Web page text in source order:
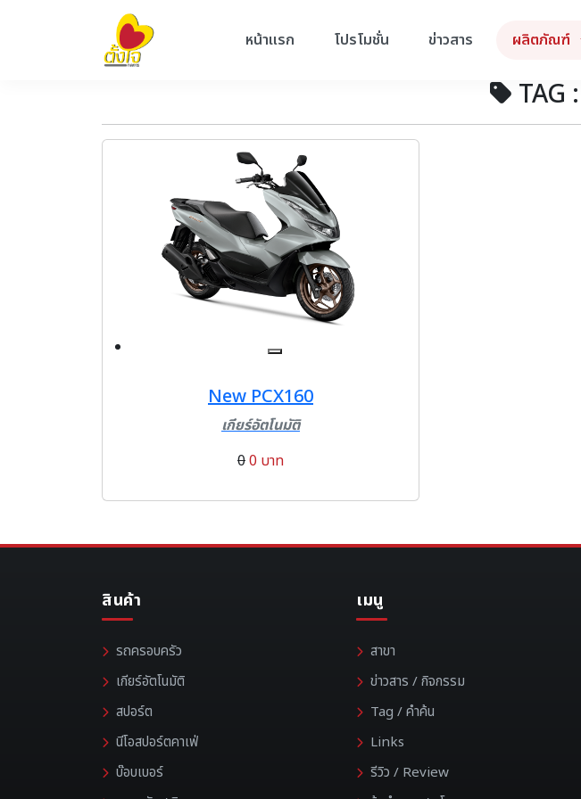
หน้าแรก โปรโมชั่น ข่าวสาร ผลิตภัณฑ์
TAG
New PCX160
เกียร์อัตโนมัติ
00 บาท
สินค้า
รถครอบครัว
เกียร์อัตโนมัติ
สปอร์ต
นีโอสปอร์ตคาเฟ่
บ๊อบเบอร์
เมนู
สาขา
ข่าวสาร / กิจกรรม
Tag / คำค้น
Links
รีวิว / Review